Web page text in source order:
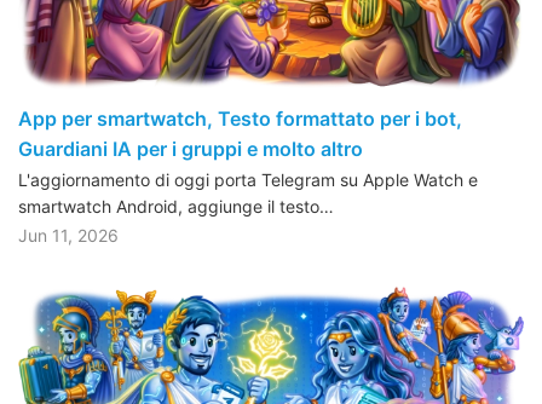
App per smartwatch, Testo formattato per i bot,
Guardiani IA per i gruppi e molto altro
L'aggiornamento di oggi porta Telegram su Apple Watch e
smartwatch Android, aggiunge il testo…
Jun 11, 2026